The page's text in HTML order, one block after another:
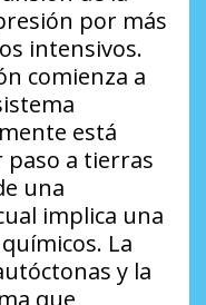
por más
intensivos.
comienza a
está
paso a tierras
una
implica una
La
y la